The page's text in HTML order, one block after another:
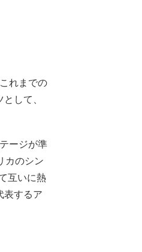
れまでの
して、
ージが準
カのシン
互いに熱
表するア